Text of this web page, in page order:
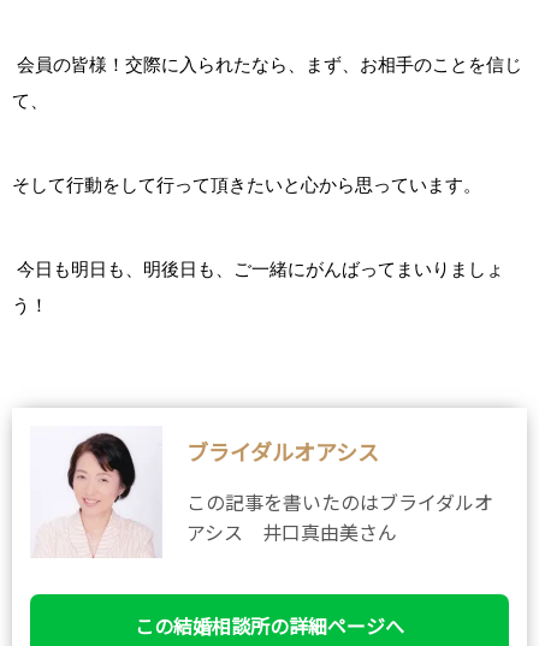
会員の皆様！交際に入られたなら、まず、お相手のことを信じ
て、
そして行動をして行って頂きたいと心から思っています。
今日も明日も、明後日も、ご一緒にがんばってまいりましょ
う！
ブライダルオアシス
この記事を書いたのはブライダルオ
アシス 井口真由美さん
この結婚相談所の詳細ページへ